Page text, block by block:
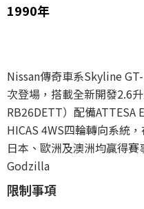
1990年
Nissan傳奇車系Skyline
次登場，搭載全新開發2.6
RB26DETT）配備ATTESA
HICAS 4WS四輪轉向系統
日本、歐洲及澳洲均贏得
Godzilla
限制事項